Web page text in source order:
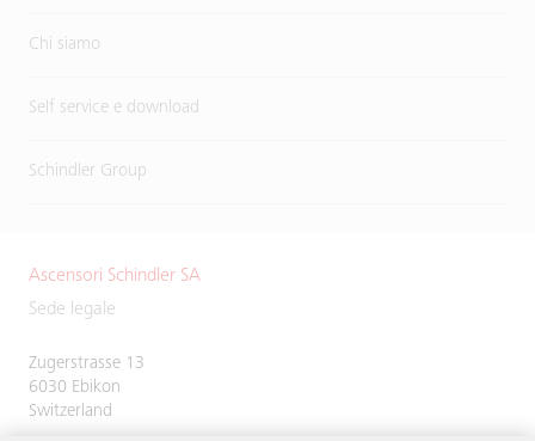
Chi siamo
Self service e download
Schindler Group
Ascensori Schindler SA
Sede legale
Zugerstrasse 13
6030 Ebikon
Switzerland